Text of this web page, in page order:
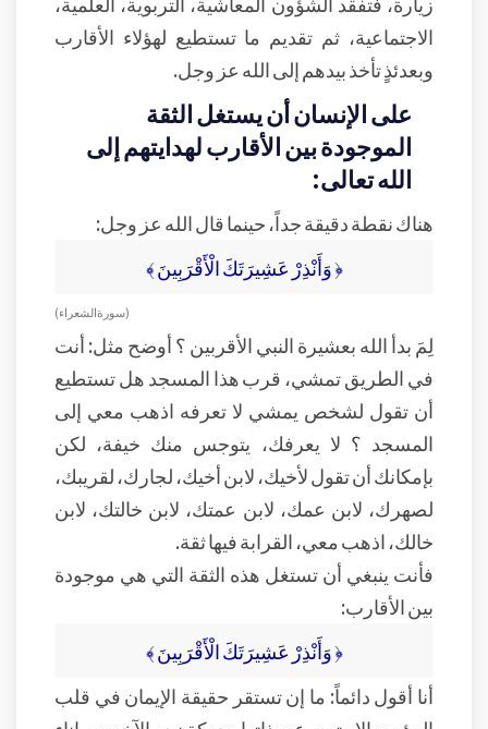
الاجتماعية، ثم تقديم ما تستطيع لهؤلاء الأقارب
وبعدئذٍ تأخذ بيدهم إلى الله عز وجل.
على الإنسان أن يستغل الثقة
الموجودة بين الأقارب لهدايتهم إلى
الله تعالى:
هناك نقطة دقيقة جداً، حينما قال الله عز وجل:
﴿ وَأَنْذِرْ عَشِيرَتَكَ الْأَقْرَبِينَ ﴾
( سورة الشعراء )
لِمَ بدأ الله بعشيرة النبي الأقربين ؟ أوضح مثل: أنت
في الطريق تمشي، قرب هذا المسجد هل تستطيع
أن تقول لشخص يمشي لا تعرفه اذهب معي إلى
المسجد ؟ لا يعرفك، يتوجس منك خيفة، لكن
بإمكانك أن تقول لأخيك، لابن أخيك، لجارك، لقريبك،
لصهرك، لابن عمك، لابن عمتك، لابن خالتك، لابن
خالك، اذهب معي، القرابة فيها ثقة.
فأنت ينبغي أن تستغل هذه الثقة التي هي موجودة
بين الأقارب:
﴿ وَأَنْذِرْ عَشِيرَتَكَ الْأَقْرَبِينَ ﴾
أنا أقول دائماً: ما إن تستقر حقيقة الإيمان في قلب